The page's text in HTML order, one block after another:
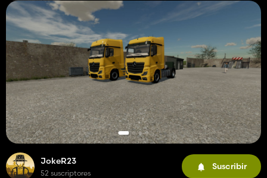
JokeR23
52 suscriptores
Suscribir